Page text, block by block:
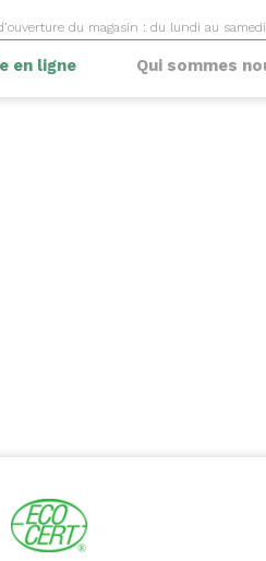
du magasin : du lundi au
en ligne Qui sommes